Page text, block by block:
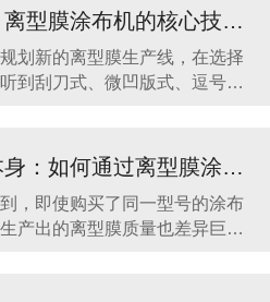
决定了离型膜产品的性能下限
线投资的基石。选对了，事半
可能从一开始就输在了起跑线
深度解析：离型膜涂布机的核心技术与应用选型指南
划新的离型膜生产线，在选择
到刮刀式、微凹版式、逗号刮
常核心且专业的问题。涂布方
定了离型膜产品的性能下限和
投资的基石。下面我们为您详
超越设备本身：如何通过离型膜涂布机工艺赋能，打造产品核心竞争力？
，即使购买了同一型号的涂布
产出的离型膜质量也差异巨